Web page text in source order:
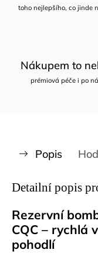
toho nejlepšího, co jinde
Nákupem to
prémiová péče i po
Popis
Detailní popis
Rezervní
CQC – rychlá
pohodlí